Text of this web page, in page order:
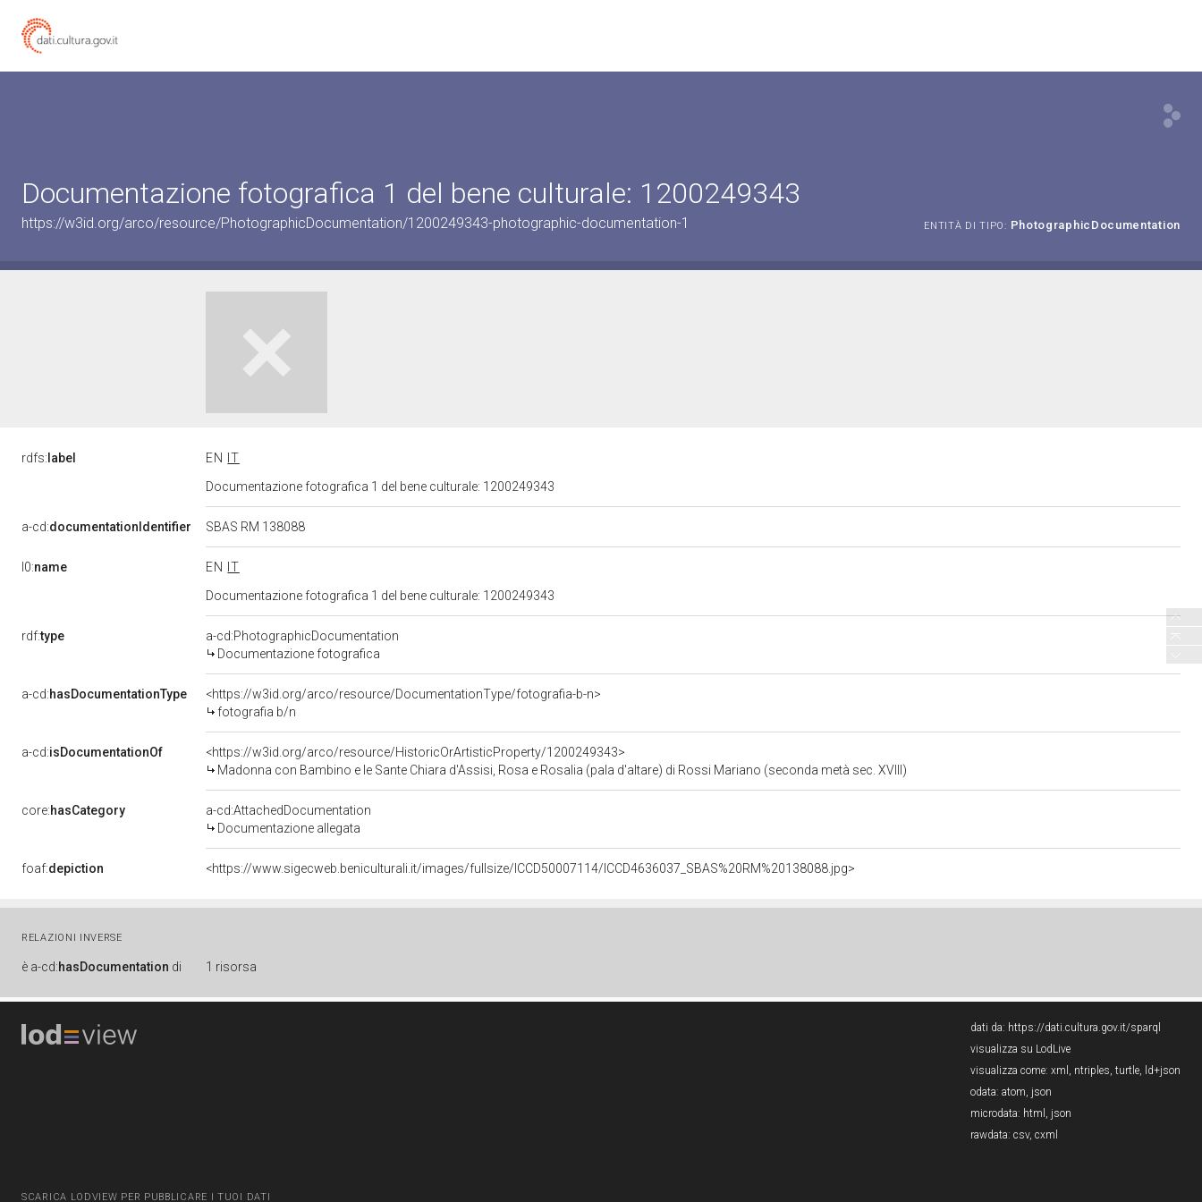
Documentazione fotografica 1 del bene culturale: 1200249343
https://w3id.org/arco/resource/PhotographicDocumentation/1200249343-photographic-documentation-1 ENTITÀ DI TIPO: PhotographicDocumentation
rdfs: label EN
IT
Documentazione fotografica 1 del bene culturale: 1200249343
a-cd:documentationIdentifier SBAS RM 138088
l0:name EN
IT
Documentazione fotografica 1 del bene culturale: 1200249343
rdf:type
a-cd:PhotographicDocumentation
Documentazione fotografica
a-cd:hasDocumentationType
<https://w3id.org/arco/resource/DocumentationType/fotografia-b-n>
fotografia b/n
a-cd:isDocumentationOf
<https://w3id.org/arco/resource/HistoricOrArtisticProperty/1200249343>
Madonna con Bambino e le Sante Chiara d'Assisi, Rosa e Rosalia (pala d'altare) di Rossi Mariano (seconda metà sec. XVIII)
core:hasCategory
a-cd:AttachedDocumentation
Documentazione allegata
foaf:depiction <https://www.sigecweb.beniculturali.it/images/fullsize/ICCD50007114/ICCD4636037_SBAS%20RM%20138088.jpg>
RELAZIONI INVERSE
è a-cd:hasDocumentation di 1 risorsa
SCARICA LODVIEW PER PUBBLICARE I TUOI DATI
dati da: https://dati.cultura.gov.it/sparql
visualizza su LodLive
visualizza come: xml , ntriples, turtle, ld+json
odata: atom, json
microdata: html , json
rawdata: csv, cxml